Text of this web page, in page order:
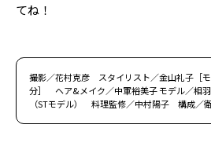
てね！
撮影／花村克彦 スタイリスト／金山礼子［
分］ ヘア&メイク／中軍裕美子 モデル／相
（STモデル） 料理監修／中村陽子 構成／